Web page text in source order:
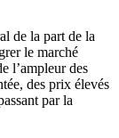
de la part de la
le marché
l’ampleur des
des prix élevés
par la